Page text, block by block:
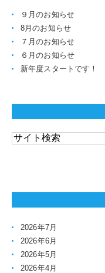
９月のお知らせ
8月のお知らせ
７月のお知らせ
６月のお知らせ
新年度スタートです！
2026年7月
2026年6月
2026年5月
2026年4月